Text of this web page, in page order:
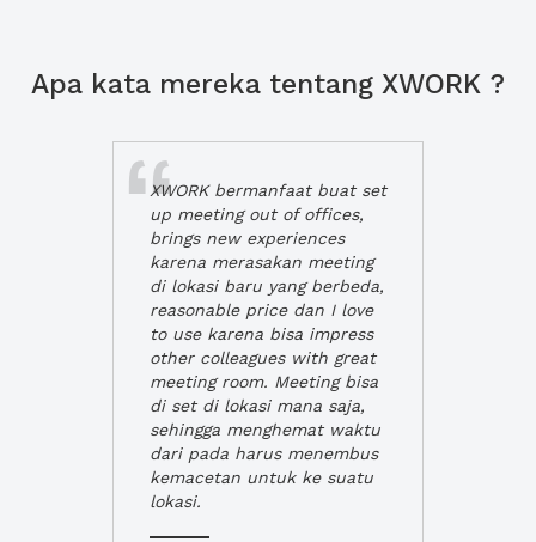
Apa kata mereka tentang XWORK ?
XWORK bermanfaat buat set
up meeting out of offices,
brings new experiences
karena merasakan meeting
di lokasi baru yang berbeda,
reasonable price dan I love
to use karena bisa impress
other colleagues with great
meeting room. Meeting bisa
di set di lokasi mana saja,
sehingga menghemat waktu
dari pada harus menembus
kemacetan untuk ke suatu
lokasi.